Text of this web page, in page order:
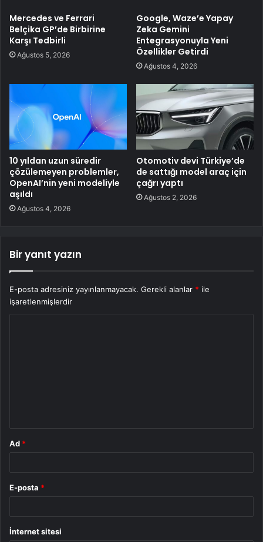
Mercedes ve Ferrari
Belçika GP’de Birbirine
Karşı Tedbirli
Ağustos 5, 2026
Google, Waze’e Yapay
Zeka Gemini
Entegrasyonuyla Yeni
Özellikler Getirdi
Ağustos 4, 2026
10 yıldan uzun süredir
çözülemeyen problemler,
OpenAI’nin yeni modeliyle
aşıldı
Ağustos 4, 2026
Otomotiv devi Türkiye’de
de sattığı model araç için
çağrı yaptı
Ağustos 2, 2026
Bir yanıt yazın
E-posta adresiniz yayınlanmayacak. Gerekli alanlar * ile
işaretlenmişlerdir
Ad *
E-posta *
İnternet sitesi